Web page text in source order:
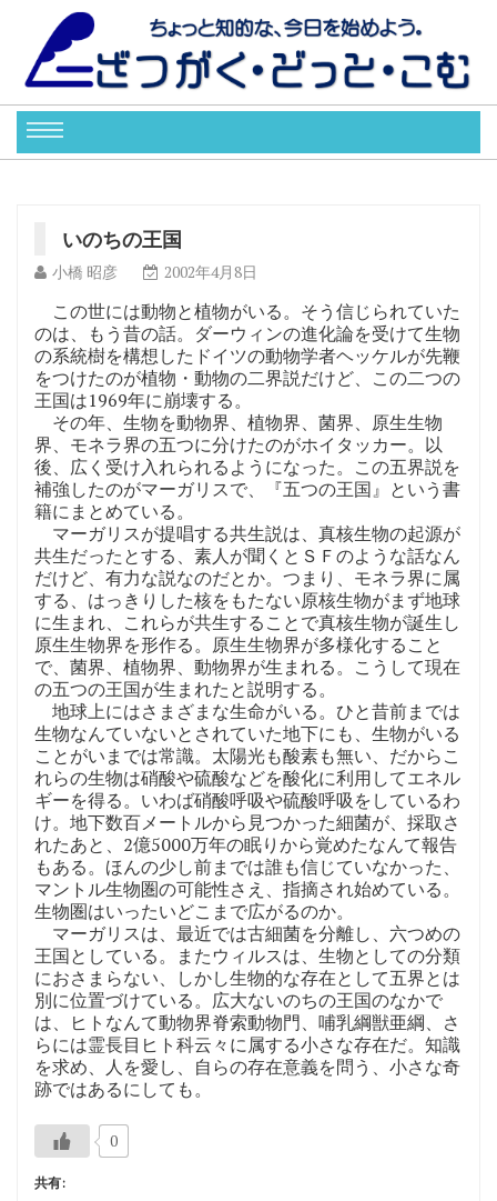
いのちの王国
小橋 昭彦 2002年4月8日
この世には動物と植物がいる。そう信じられていた
のは、もう昔の話。ダーウィンの進化論を受けて生物
の系統樹を構想したドイツの動物学者ヘッケルが先鞭
をつけたのが植物・動物の二界説だけど、この二つの
王国は1969年に崩壊する。
その年、生物を動物界、植物界、菌界、原生生物
界、モネラ界の五つに分けたのがホイタッカー。以
後、広く受け入れられるようになった。この五界説を
補強したのがマーガリスで、『五つの王国』という書
籍にまとめている。
マーガリスが提唱する共生説は、真核生物の起源が
共生だったとする、素人が聞くとＳＦのような話なん
だけど、有力な説なのだとか。つまり、モネラ界に属
する、はっきりした核をもたない原核生物がまず地球
に生まれ、これらが共生することで真核生物が誕生し
原生生物界を形作る。原生生物界が多様化すること
で、菌界、植物界、動物界が生まれる。こうして現在
の五つの王国が生まれたと説明する。
地球上にはさまざまな生命がいる。ひと昔前までは
生物なんていないとされていた地下にも、生物がいる
ことがいまでは常識。太陽光も酸素も無い、だからこ
れらの生物は硝酸や硫酸などを酸化に利用してエネル
ギーを得る。いわば硝酸呼吸や硫酸呼吸をしているわ
け。地下数百メートルから見つかった細菌が、採取さ
れたあと、2億5000万年の眠りから覚めたなんて報告
もある。ほんの少し前までは誰も信じていなかった、
マントル生物圏の可能性さえ、指摘され始めている。
生物圏はいったいどこまで広がるのか。
マーガリスは、最近では古細菌を分離し、六つめの
王国としている。またウィルスは、生物としての分類
におさまらない、しかし生物的な存在として五界とは
別に位置づけている。広大ないのちの王国のなかで
は、ヒトなんて動物界脊索動物門、哺乳綱獣亜綱、さ
らには霊長目ヒト科云々に属する小さな存在だ。知識
を求め、人を愛し、自らの存在意義を問う、小さな奇
跡ではあるにしても。
0
共有: